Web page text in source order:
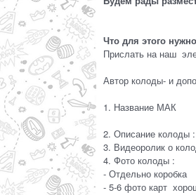
Что для этого
Прислать на наш
Автор колоды- и
1. Название МАК
2. Описание колоды :
3. Видеоролик о
4. Фото колоды :
- Отдельно коробка
- 5-6 фото карт